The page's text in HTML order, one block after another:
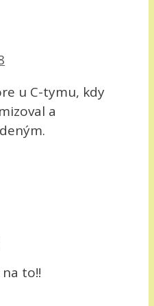
u C-tymu, kdy
a
to!!